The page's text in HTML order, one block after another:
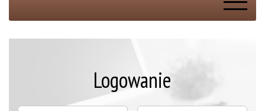
Logowanie